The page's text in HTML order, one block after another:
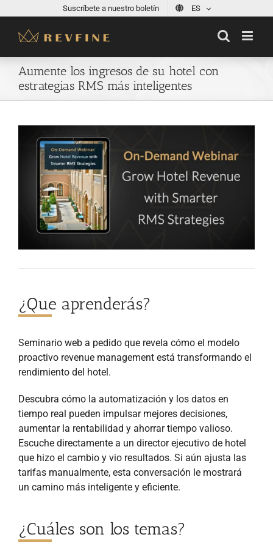
content
Suscríbete a nuestro boletín ES
Aumente los ingresos de su hotel con
estrategias RMS más inteligentes
Larger
Image
¿Que aprenderás?
Seminario web a pedido que revela cómo el modelo
proactivo revenue management está transformando el
rendimiento del hotel.
Descubra cómo la automatización y los datos en
tiempo real pueden impulsar mejores decisiones,
aumentar la rentabilidad y ahorrar tiempo valioso.
Escuche directamente a un director ejecutivo de hotel
que hizo el cambio y vio resultados. Si aún ajusta las
tarifas manualmente, esta conversación le mostrará
un camino más inteligente y eficiente.
¿Cuáles son los temas?